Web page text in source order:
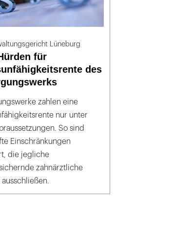
Lüneburg
für
des
zahlen eine
nur unter
So sind
Einschränkungen
die jegliche
zahnärztliche
ausschließen.